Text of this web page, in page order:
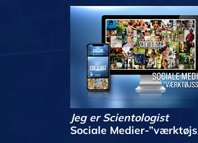
Jeg er Scientologist
Sociale Medier-